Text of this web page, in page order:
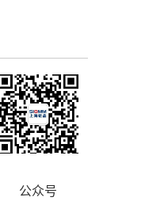
公众号